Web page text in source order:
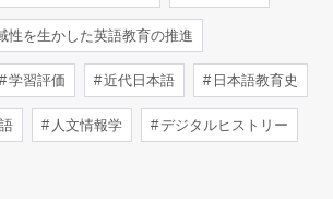
性を生かした英語教育の推進
学習評価 近代日本語 日本語教育史
人文情報学 デジタルヒストリー